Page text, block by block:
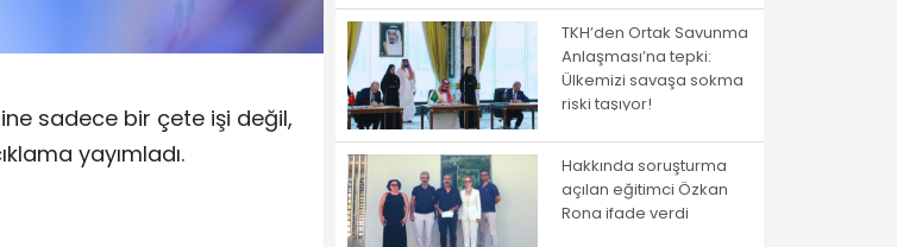
sadece bir çete işi değil,
yayımladı.
TKH’den Ortak Savunma
Anlaşması’na tepki:
Ülkemizi savaşa sokma
riski taşıyor!
Hakkında soruşturma
açılan eğitimci Özkan
Rona ifade verdi